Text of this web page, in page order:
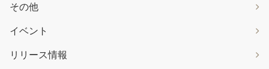
その他
イベント
リリース情報